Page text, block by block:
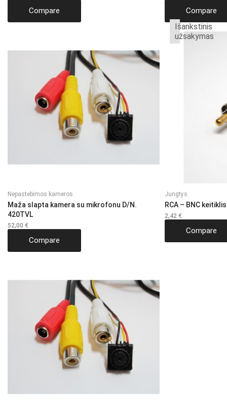
Compare Compare
Nepastebimos kameros
Maža slapta kamera su mikrofonu D/N.
420TVL
52,00 €
Compare
Išankstinis
užsakymas
Jungtys
RCA – BNC keitiklis
2,42 €
Compare